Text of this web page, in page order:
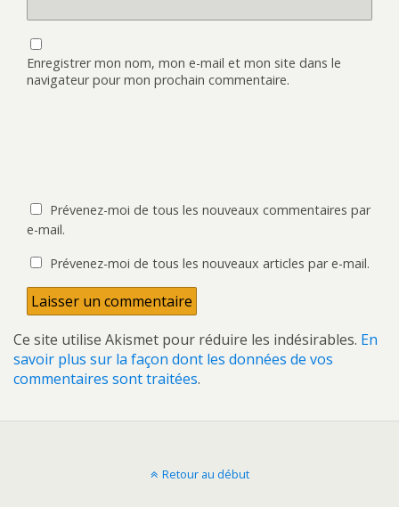
Enregistrer mon nom, mon e-mail et mon site dans le
navigateur pour mon prochain commentaire.
Prévenez-moi de tous les nouveaux commentaires par
e-mail.
Prévenez-moi de tous les nouveaux articles par e-mail.
Ce site utilise Akismet pour réduire les indésirables. En
savoir plus sur la façon dont les données de vos
commentaires sont traitées.
Retour au début